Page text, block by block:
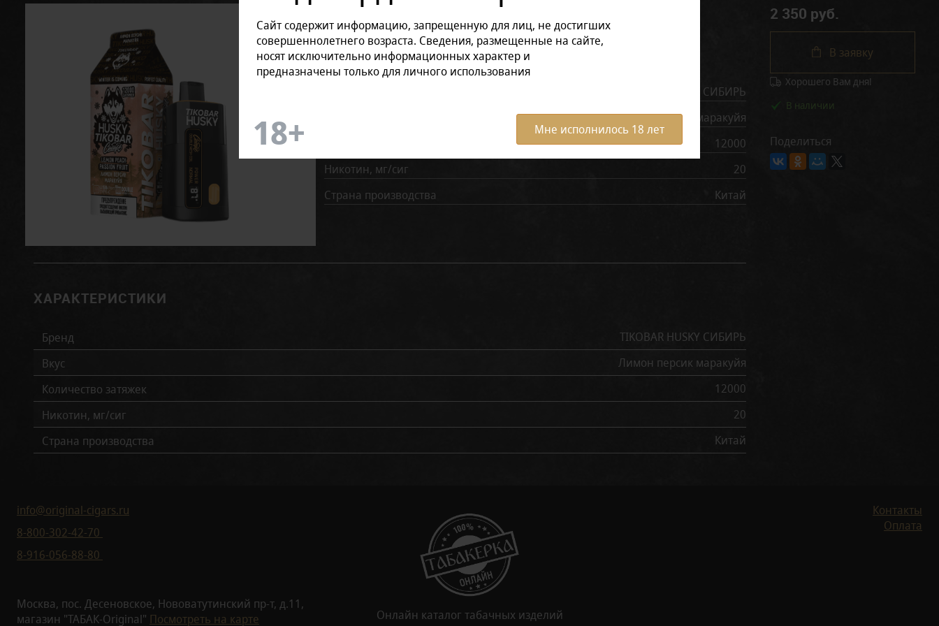
Сайт содержит информацию, запрещенную для лиц, не достигших
совершеннолетнего возраста. Сведения, размещенные на сайте,
носят исключительно информационных характер и
предназначены только для личного использования
Мне исполнилось 18 лет
Характеристики:
TIKOBAR HUSKY СИБИРЬ
Лимон персик маракуйя
12000
Никотин, мг/сиг
20
Страна производства
Китай
ХАРАКТЕРИСТИКИ
Бренд
TIKOBAR HUSKY СИБИРЬ
Вкус
Лимон персик маракуйя
Количество затяжек
12000
Никотин, мг/сиг
20
Страна производства
Китай
2 350 руб.
В заявку
Хорошего Вам дня!
В наличии
Поделиться
info@original-cigars.ru
8-800-302-42-70
8-916-056-88-80
Москва, пос. Десеновское, Нововатутинский пр-т, д.11,
магазин "ТАБАК-Original" Посмотреть на карте Онлайн каталог табачных изделий
Контакты
Оплата